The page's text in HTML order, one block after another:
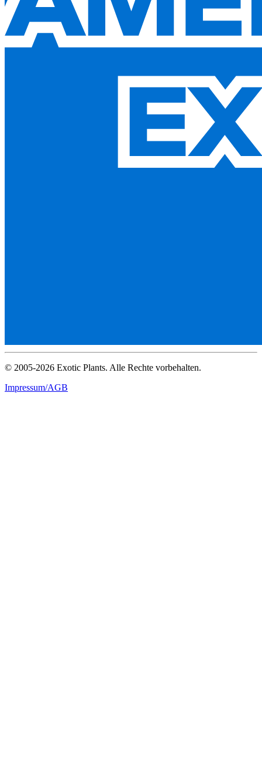
© 2005-2026 Exotic Plants. Alle Rechte vorbehalten.
Impressum/AGB